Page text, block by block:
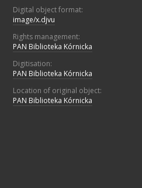
Digital object format:
image/x.djvu
Rights management:
PAN Biblioteka Kórnicka
Digitisation:
PAN Biblioteka Kórnicka
Location of original object:
PAN Biblioteka Kórnicka